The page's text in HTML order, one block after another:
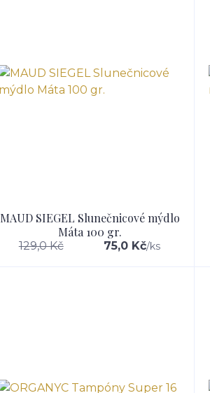
MAUD SIEGEL Slunečnicové mýdlo
Máta 100 gr.
129,0 Kč 75,0 Kč/ks